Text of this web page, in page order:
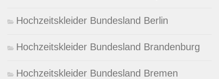
Hochzeitskleider Bundesland Berlin
Hochzeitskleider Bundesland Brandenburg
Hochzeitskleider Bundesland Bremen